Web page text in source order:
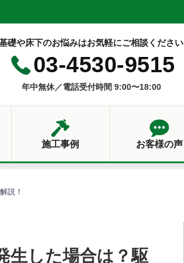
礎や床下のお悩みはお気軽にご相談ください
03-4530-9515
年中無休／電話受付時間 9:00〜18:00
施工事例 お客様の声
説！
生した場合は？駆